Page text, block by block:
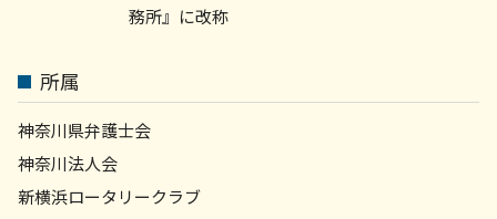
務所』に改称
所属
神奈川県弁護士会
神奈川法人会
新横浜ロータリークラブ